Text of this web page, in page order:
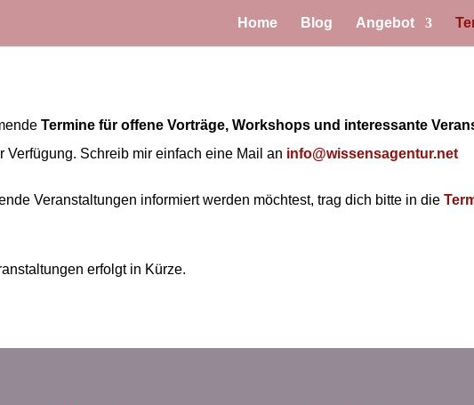
Home Blog Angebot
Termine für offene Vorträge, Workshops und interessante
Verfügung. Schreib mir einfach eine Mail an info@wissensagentur.net
Veranstaltungen informiert werden möchtest, trag dich bitte in die
erfolgt in Kürze.